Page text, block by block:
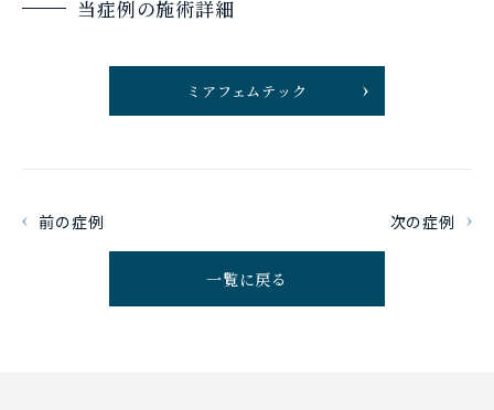
当症例の施術詳細
ミアフェムテック
前の症例 次の症例
一覧に戻る